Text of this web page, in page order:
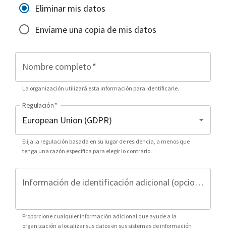
Eliminar mis datos
Envíame una copia de mis datos
Nombre completo*
La organización utilizará esta información para identificarle.
Regulación*
Elija la regulación basada en su lugar de residencia, a menos que
tenga una razón específica para elegir lo contrario.
Información de identificación adicional (opcional)
Proporcione cualquier información adicional que ayude a la
organización a localizar sus datos en sus sistemas de información